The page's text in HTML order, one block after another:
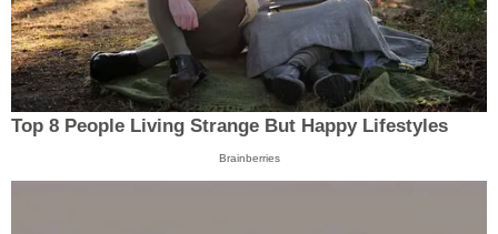
Top 8 People Living Strange But Happy Lifestyles
Brainberries